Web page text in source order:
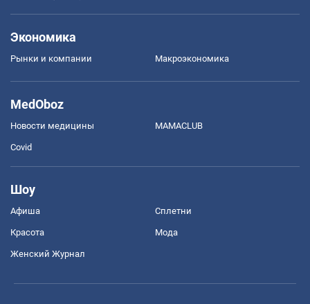
Экономика
Рынки и компании Mакроэкономика
MedOboz
Новости медицины MAMACLUB
Covid
Шоу
Афиша Сплетни
Красота Мода
Женский Журнал